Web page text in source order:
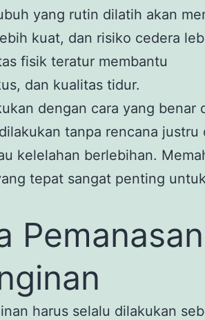
yang rutin dilatih akan
kuat, dan risiko cedera
fisik teratur membantu
dan kualitas tidur.
dengan cara yang benar
tanpa rencana justru
kelelahan berlebihan.
tepat sangat penting
Pemanasan
harus selalu dilakukan